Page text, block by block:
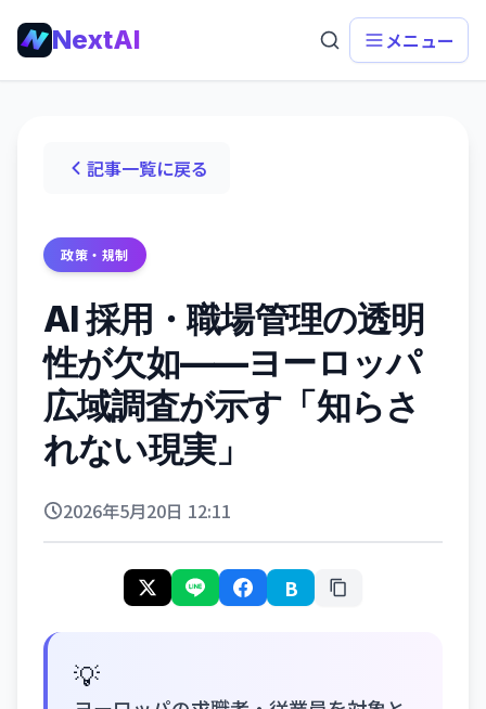
NextAI メニュー
記事一覧に戻る
政策・規制
AI 採用・職場管理の透明
性が欠如——ヨーロッパ
広域調査が示す「知らさ
れない現実」
2026年5月20日 12:11
B
💡